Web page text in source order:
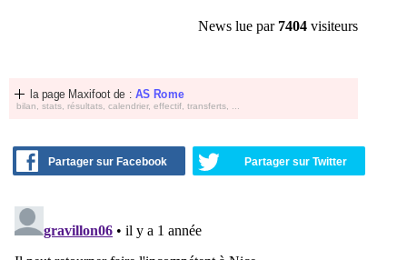
News lue par 7404 visiteurs
la page Maxifoot de : AS Rome
bilan, stats, résultats, calendrier, effectif, transferts, ...
Partager sur Facebook Partager sur Twitter